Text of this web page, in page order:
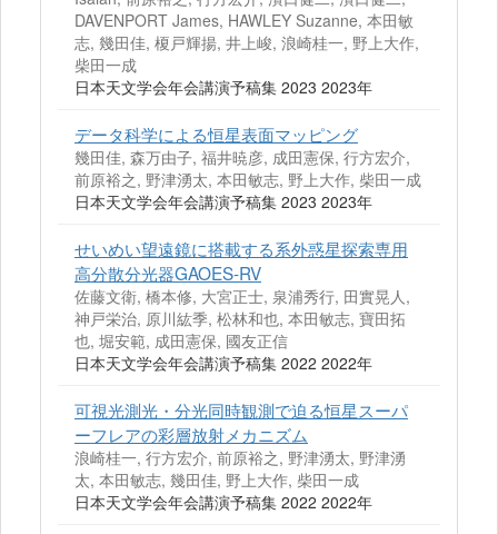
DAVENPORT James, HAWLEY Suzanne, 本田敏
志, 幾田佳, 榎戸輝揚, 井上峻, 浪崎桂一, 野上大作,
柴田一成
日本天文学会年会講演予稿集 2023 2023年
データ科学による恒星表面マッピング
幾田佳, 森万由子, 福井暁彦, 成田憲保, 行方宏介,
前原裕之, 野津湧太, 本田敏志, 野上大作, 柴田一成
日本天文学会年会講演予稿集 2023 2023年
せいめい望遠鏡に搭載する系外惑星探索専用
高分散分光器GAOES-RV
佐藤文衛, 橋本修, 大宮正士, 泉浦秀行, 田實晃人,
神戸栄治, 原川紘季, 松林和也, 本田敏志, 寶田拓
也, 堀安範, 成田憲保, 國友正信
日本天文学会年会講演予稿集 2022 2022年
可視光測光・分光同時観測で迫る恒星スーパ
ーフレアの彩層放射メカニズム
浪崎桂一, 行方宏介, 前原裕之, 野津湧太, 野津湧
太, 本田敏志, 幾田佳, 野上大作, 柴田一成
日本天文学会年会講演予稿集 2022 2022年